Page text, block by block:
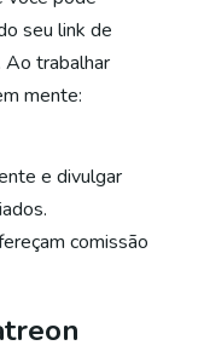
seu link de
Ao trabalhar
mente:
e divulgar
comissão